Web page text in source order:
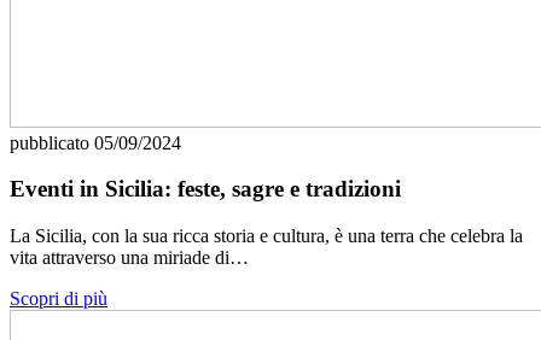
pubblicato 05/09/2024
Eventi in Sicilia: feste, sagre e tradizioni
La Sicilia, con la sua ricca storia e cultura, è una terra che celebra la
vita attraverso una miriade di…
Scopri di più